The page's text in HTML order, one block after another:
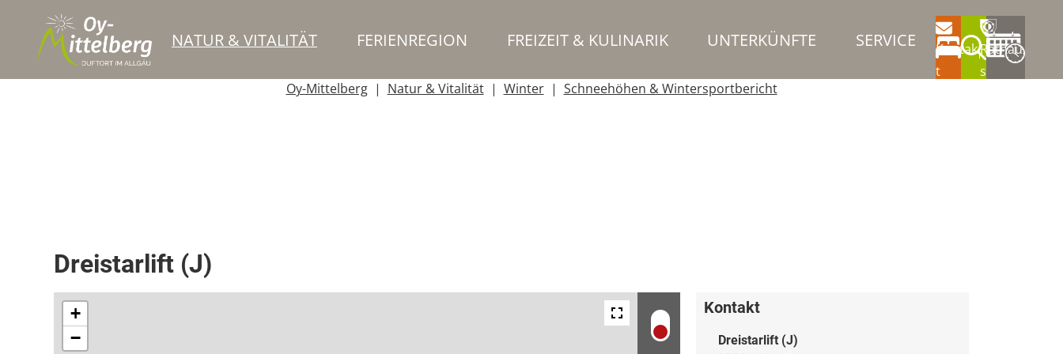
NATUR & VITALITÄT FERIENREGION FREIZEIT & KULINARIK UNTERKÜNFTE SERVICE
Kontak
t
Rathau
s
Oy-Mittelberg
Natur & Vitalität Winter Schneehöhen & Wintersportbericht
Dreistarlift (J)
Kontakt
Dreistarlift (J)